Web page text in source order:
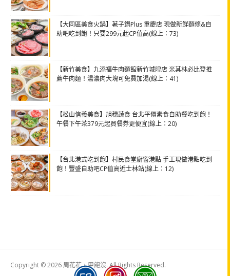
【大同區美食火鍋】荖子鍋Plus 重慶店 現做新鮮麵條&自
助吧吃到飽！只要299元起CP值高(線上：73)
【新竹美食】九添福牛肉麵館新竹城隍店 米其林必比登推
薦牛肉麵！湯濃肉大塊可免費加湯(線上：41)
【松山信義美食】旭穗蔬食 台北平價素食自助餐吃到飽！
午餐下午茶379元起買餐券更便宜(線上：20)
【台北港式吃到飽】村民食堂廚窗港點 手工現做港點吃到
飽！豐盛自助吧CP值高近士林站(線上：12)
Copyright © 2026 周花花，甲飽沒. All Rights Reserved.